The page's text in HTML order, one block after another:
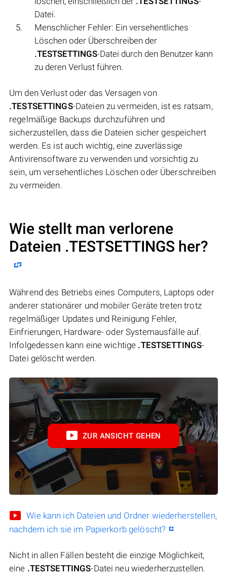
Datei.
Menschlicher Fehler: Ein versehentliches
Löschen oder Überschreiben der
.TESTSETTINGS-Datei durch den Benutzer kann
zu deren Verlust führen.
Um den Verlust oder das Versagen von
.TESTSETTINGS-Dateien zu vermeiden, ist es ratsam,
regelmäßige Backups durchzuführen und
sicherzustellen, dass die Dateien sicher gespeichert
werden. Es ist auch wichtig, eine zuverlässige
Antivirensoftware zu verwenden und vorsichtig zu
sein, um versehentliches Löschen oder Überschreiben
zu vermeiden.
Wie stellt man verlorene
Dateien .TESTSETTINGS her?
Während des Betriebs eines Computers, Laptops oder
anderer stationärer und mobiler Geräte treten trotz
regelmäßiger Updates und Reinigung Fehler,
Einfrierungen, Hardware- oder Systemausfälle auf.
Infolgedessen kann eine wichtige .TESTSETTINGS-
Datei gelöscht werden.
ZUR ANSICHT GEHEN
Wie kann ich Dateien und Ordner wiederherstellen,
nachdem ich sie im Papierkorb gelöscht?
Nicht in allen Fällen besteht die einzige Möglichkeit,
eine .TESTSETTINGS-Datei neu wiederherzustellen.